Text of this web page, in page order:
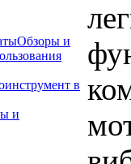
Обзоры и
в
и